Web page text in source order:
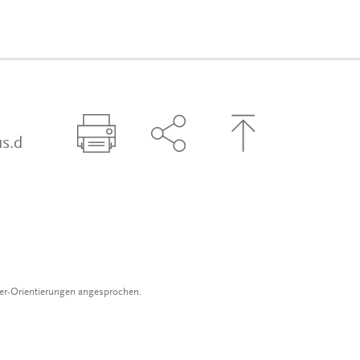
Orientierungen angesprochen.